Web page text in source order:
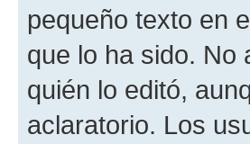
pequeño texto en
que lo ha sido. No
quién lo editó,
aclaratorio. Los